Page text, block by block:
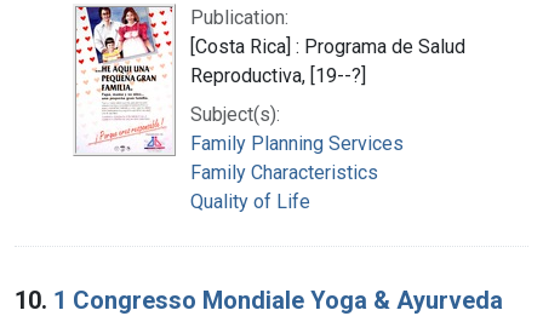
Publication:
[Costa Rica] : Programa de Salud
Reproductiva, [19--?]
Subject(s):
Family Planning Services
Family Characteristics
Quality of Life
10. 1 Congresso Mondiale Yoga & Ayurveda